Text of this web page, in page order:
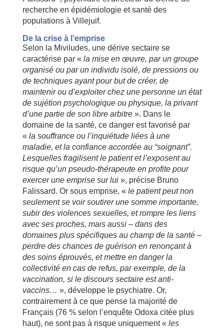
recherche en épidémiologie et santé des
populations à Villejuif.
De la crise à l’emprise
Selon la Miviludes, une dérive sectaire se
caractérise par « la mise en œuvre, par un groupe
organisé ou par un individu isolé, de pressions ou
de techniques ayant pour but de créer, de
maintenir ou d’exploiter chez une personne un état
de sujétion psychologique ou physique, la privant
d’une partie de son libre arbitre». Dans le
domaine de la santé, ce danger est favorisé par
« la souffrance ou l’inquiétude liées à une
maladie, et la confiance accordée au “soignant”.
Lesquelles fragilisent le patient et l’exposent au
risque qu’un pseudo-thérapeute en profite pour
exercer une emprise sur lui», précise Bruno
Falissard. Or sous emprise, « le patient peut non
seulement se voir soutirer une somme importante,
subir des violences sexuelles, et rompre les liens
avec ses proches, mais aussi – dans des
domaines plus spécifiques au champ de la santé –
perdre des chances de guérison en renonçant à
des soins éprouvés, et mettre en danger la
collectivité en cas de refus, par exemple, de la
vaccination, si le discours sectaire est anti-
vaccins… », développe le psychiatre. Or,
contrairement à ce que pense la majorité de
Français (76 % selon l’enquête Odoxa citée plus
haut), ne sont pas à risque uniquement « les